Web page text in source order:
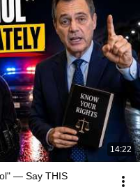
14:22
— Say THIS